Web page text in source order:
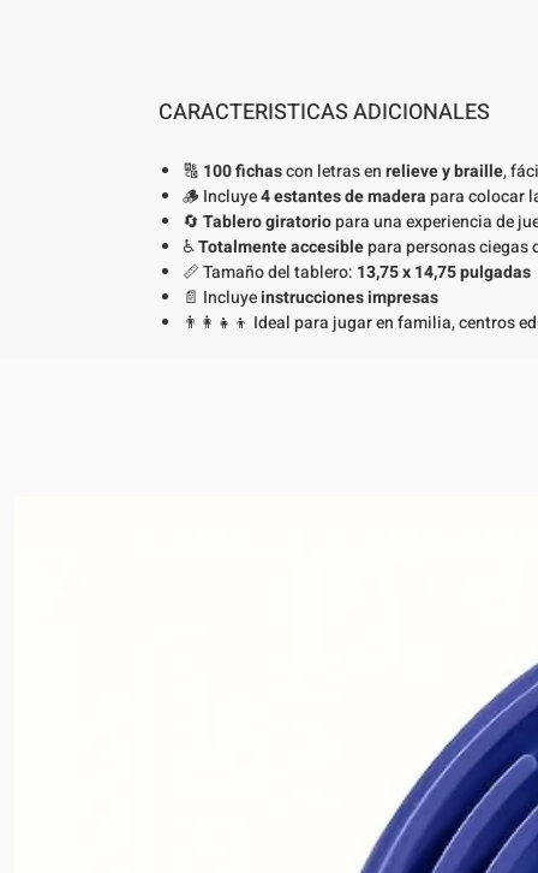
CARACTERISTICAS ADICIONALES
🔠 100 fichascon letras enrelieve y braille,
🪵 Incluye4 estantes de madera para colocar
🔄Tablero giratoriopara una experiencia de
♿Totalmente accesiblepara personas ciegas
📏 Tamaño del tablero: 13,75 x 14,75 pulgadas
📄 Incluyeinstrucciones impresas
👨‍👩‍👧‍👦 Ideal para jugar en familia, centros